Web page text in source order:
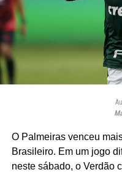
O Palmeiras venceu
Brasileiro. Em um jogo
neste sábado, o Verdão